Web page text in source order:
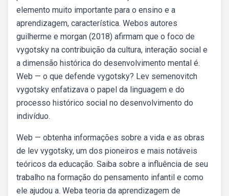
elemento muito importante para o ensino e a
aprendizagem, característica. Webos autores
guilherme e morgan (2018) afirmam que o foco de
vygotsky na contribuição da cultura, interação social e
a dimensão histórica do desenvolvimento mental é.
Web — o que defende vygotsky? Lev semenovitch
vygotsky enfatizava o papel da linguagem e do
processo histórico social no desenvolvimento do
indivíduo.
Web — obtenha informações sobre a vida e as obras
de lev vygotsky, um dos pioneiros e mais notáveis
teóricos da educação. Saiba sobre a influência de seu
trabalho na formação do pensamento infantil e como
ele ajudou a. Weba teoria da aprendizagem de